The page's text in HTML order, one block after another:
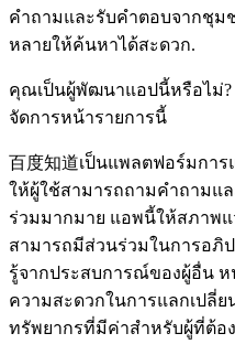
คำถามและรับคำตอบจากชุ
หลายให้ค้นหาได้สะดวก.
คุณเป็นผู้พัฒนาแอปนี้หรือไม่?
จัดการหน้ารายการนี้
百度知道เป็นแพลตฟอร์มกา
ให้ผู้ใช้สามารถถามคำถามแ
ร่วมมากมาย แอพนี้ให้สภาพ
สามารถมีส่วนร่วมในการอภิ
รู้จากประสบการณ์ของผู้อื่น
ความสะดวกในการแลกเปลี่
ทรัพยากรที่มีค่าสำหรับผู้ที่ต้อ